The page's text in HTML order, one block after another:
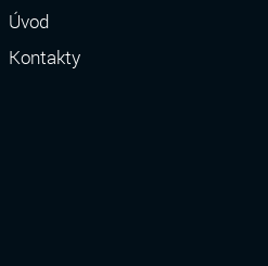
Úvod
Kontakty